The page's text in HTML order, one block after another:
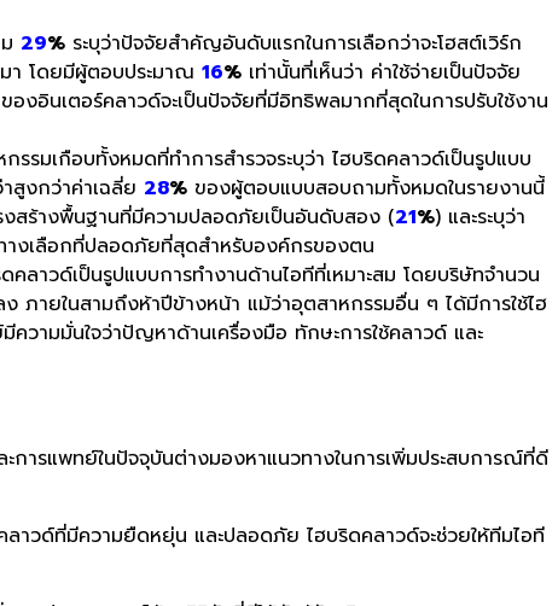
29% ระบุว่าปัจจัยสำคัญอันดับแรกในการเลือกว่าจะโฮสต์เวิร์ก
า โดยมีผู้ตอบประมาณ 16% เท่านั้นที่เห็นว่า ค่าใช้จ่ายเป็นปัจจัย
งอินเตอร์คลาวด์จะเป็นปัจจัยที่มีอิทธิพลมากที่สุดในการปรับใช้งาน
รรมเกือบทั้งหมดที่ทำการสำรวจระบุว่า ไฮบริดคลาวด์เป็นรูปแบบ
สูงกว่าค่าเฉลี่ย 28% ของผู้ตอบแบบสอบถามทั้งหมดในรายงานนี้
สร้างพื้นฐานที่มีความปลอดภัยเป็นอันดับสอง (21%) และระบุว่า
างเลือกที่ปลอดภัยที่สุดสำหรับองค์กรของตน
คลาวด์เป็นรูปแบบการทำงานด้านไอทีที่เหมาะสม โดยบริษัทจำนวน
ง ภายในสามถึงห้าปีข้างหน้า แม้ว่าอุตสาหกรรมอื่น ๆ ได้มีการใช้ไฮ
วามมั่นใจว่าปัญหาด้านเครื่องมือ ทักษะการใช้คลาวด์ และ
ารแพทย์ในปัจจุบันต่างมองหาแนวทางในการเพิ่มประสบการณ์ที่ดี
าวด์ที่มีความยืดหยุ่น และปลอดภัย ไฮบริดคลาวด์จะช่วยให้ทีมไอที